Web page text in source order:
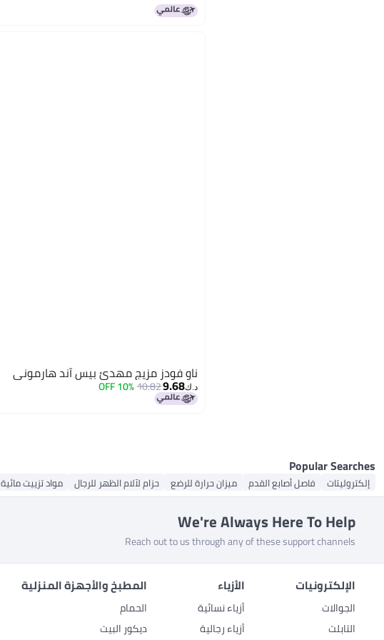
ناو فودز مزيج مهدئ بيس آند هارموني
د.ك‏9.68
10.82
10% OFF
Popular Searches
إلكتروليتات فاصل أصابع القدم ميزان حرارة للرضع حزام لآلام الظهر للرجال مواد تزييت مائية
We're Always Here To Help
Reach out to us through any of these support channels
الإلكترونيات
الجوالات
التابلت
الأزياء
أزياء نسائية
أزياء رجالية
المطبخ والأجهزة المنزلية
الحمام
ديكور البيت